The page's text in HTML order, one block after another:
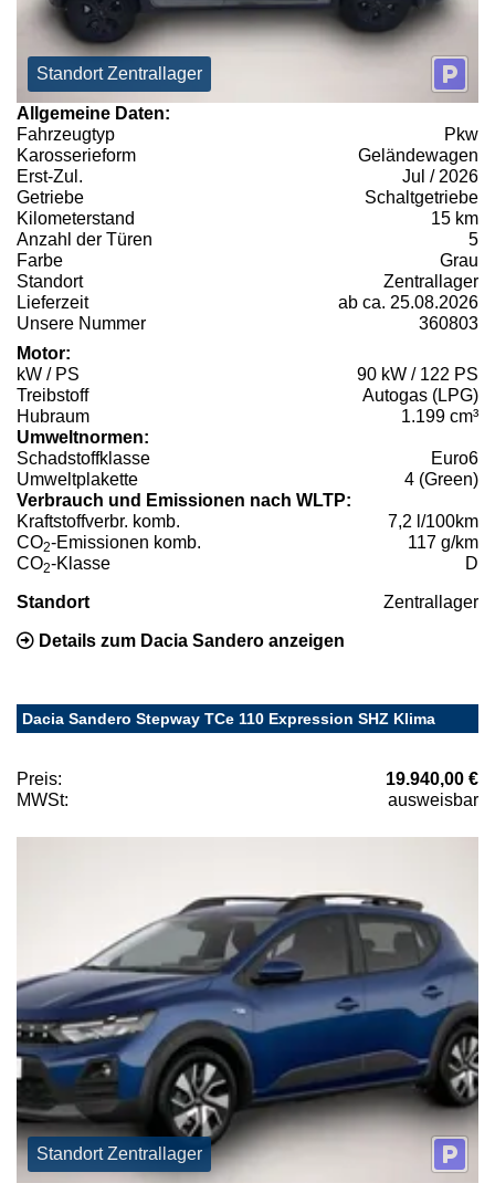
Standort Zentrallager
Allgemeine Daten:
Fahrzeugtyp
Pkw
Karosserieform
Geländewagen
Erst-Zul.
Jul / 2026
Getriebe
Schaltgetriebe
Kilometerstand
15 km
Anzahl der Türen
5
Farbe
Grau
Standort
Zentrallager
Lieferzeit
ab ca. 25.08.2026
Unsere Nummer
360803
Motor:
kW / PS
90 kW / 122 PS
Treibstoff
Autogas (LPG)
Hubraum
1.199 cm³
Umweltnormen:
Schadstoffklasse
Euro6
Umweltplakette
4 (Green)
Verbrauch und Emissionen nach WLTP:
Kraftstoffverbr. komb.
7,2 l/100km
CO2-Emissionen komb.
117 g/km
CO2-Klasse D
Standort Zentrallager
Details zum Dacia Sandero anzeigen
Dacia Sandero Stepway TCe 110 Expression SHZ Klima
Preis:
19.940,00 €
MWSt:
ausweisbar
Standort Zentrallager